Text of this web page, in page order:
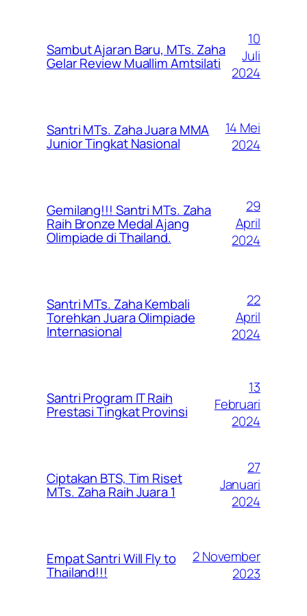
Sambut Ajaran Baru, MTs. Zaha
Gelar Review Muallim Amtsilati
10
Juli
2024
Santri MTs. Zaha Juara MMA
Junior Tingkat Nasional
14 Mei
2024
Gemilang!!! Santri MTs. Zaha
Raih Bronze Medal Ajang
Olimpiade di Thailand.
29
April
2024
Santri MTs. Zaha Kembali
Torehkan Juara Olimpiade
Internasional
22
April
2024
Santri Program IT Raih
Prestasi Tingkat Provinsi
13
Februari
2024
Ciptakan BTS, Tim Riset
MTs. Zaha Raih Juara 1
27
Januari
2024
Empat Santri Will Fly to
Thailand!!!
2 November
2023